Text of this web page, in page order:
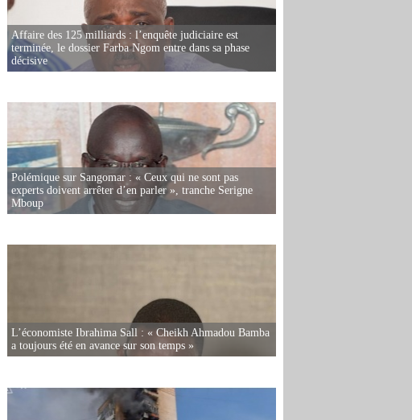
Affaire des 125 milliards : l’enquête judiciaire est
terminée, le dossier Farba Ngom entre dans sa phase
décisive
Polémique sur Sangomar : « Ceux qui ne sont pas
experts doivent arrêter d’en parler », tranche Serigne
Mboup
L’économiste Ibrahima Sall : « Cheikh Ahmadou Bamba
a toujours été en avance sur son temps »